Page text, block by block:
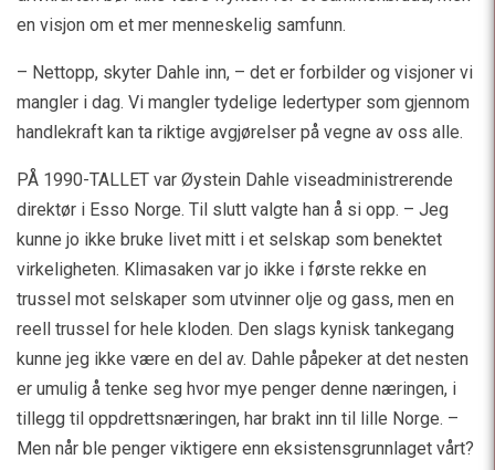
en visjon om et mer menneskelig samfunn.
– Nettopp, skyter Dahle inn, – det er forbilder og visjoner vi
mangler i dag. Vi mangler tydelige ledertyper som gjennom
handlekraft kan ta riktige avgjørelser på vegne av oss alle.
PÅ 1990-TALLET var Øystein Dahle viseadministrerende
direktør i Esso Norge. Til slutt valgte han å si opp. – Jeg
kunne jo ikke bruke livet mitt i et selskap som benektet
virkeligheten. Klimasaken var jo ikke i første rekke en
trussel mot selskaper som utvinner olje og gass, men en
reell trussel for hele kloden. Den slags kynisk tankegang
kunne jeg ikke være en del av. Dahle påpeker at det nesten
er umulig å tenke seg hvor mye penger denne næringen, i
tillegg til oppdrettsnæringen, har brakt inn til lille Norge. –
Men når ble penger viktigere enn eksistensgrunnlaget vårt?